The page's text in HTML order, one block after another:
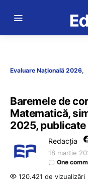
Evaluare Națională 2026
Baremele de
Matematică,
2025,
Redacția
18 martie
One
120.421 de vizualizări